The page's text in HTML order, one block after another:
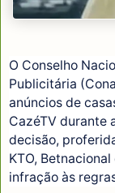
O Conselho
Publicitária
anúncios de
CazéTV durante
decisão,
KTO,
infração às